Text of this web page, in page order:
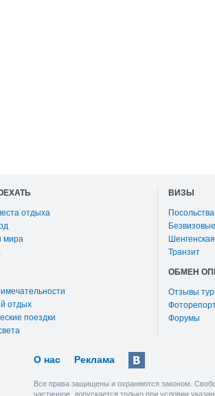
отдыха
мира
отдых
поездки
ВИЗЫ
Транзит
ОБМЕН
Отзывы
Форумы
О нас Реклама
Все права защищены и охраняются законом.
частичное, допускается только при условии